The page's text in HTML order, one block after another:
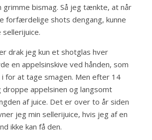
grimme bismag. Så jeg tænkte, at når
forfærdelige shots dengang, kunne
drak jeg kun et shotglas hver
en appelsinskive ved hånden, som
for at tage smagen. Men efter 14
droppe appelsinen og langsomt
af juice. Det er over to år siden
jeg min sellerijuice, hvis jeg af en
ikke kan få den.